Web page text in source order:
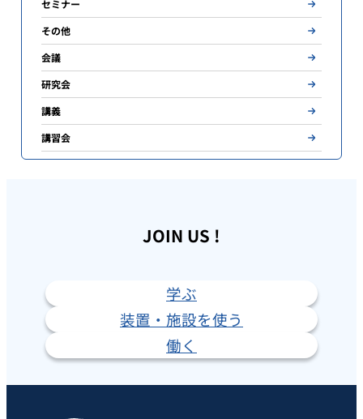
セミナー
その他
会議
研究会
講義
講習会
JOIN US !
学ぶ
装置・施設を使う
働く